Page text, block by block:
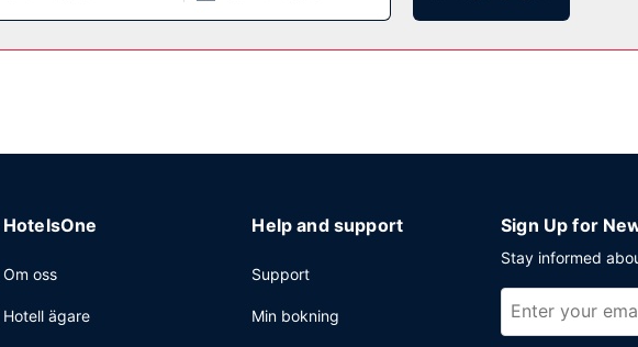
dygnet runt), tvättmöjligheter och bankomat/banktjänster. Avgiftsfri parkering
HotelsOne
Om oss
Hotell ägare
Help and support
Support
Min bokning
Sign Up for
Stay informed